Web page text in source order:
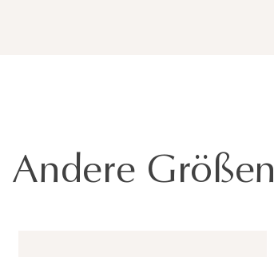
Andere Größen